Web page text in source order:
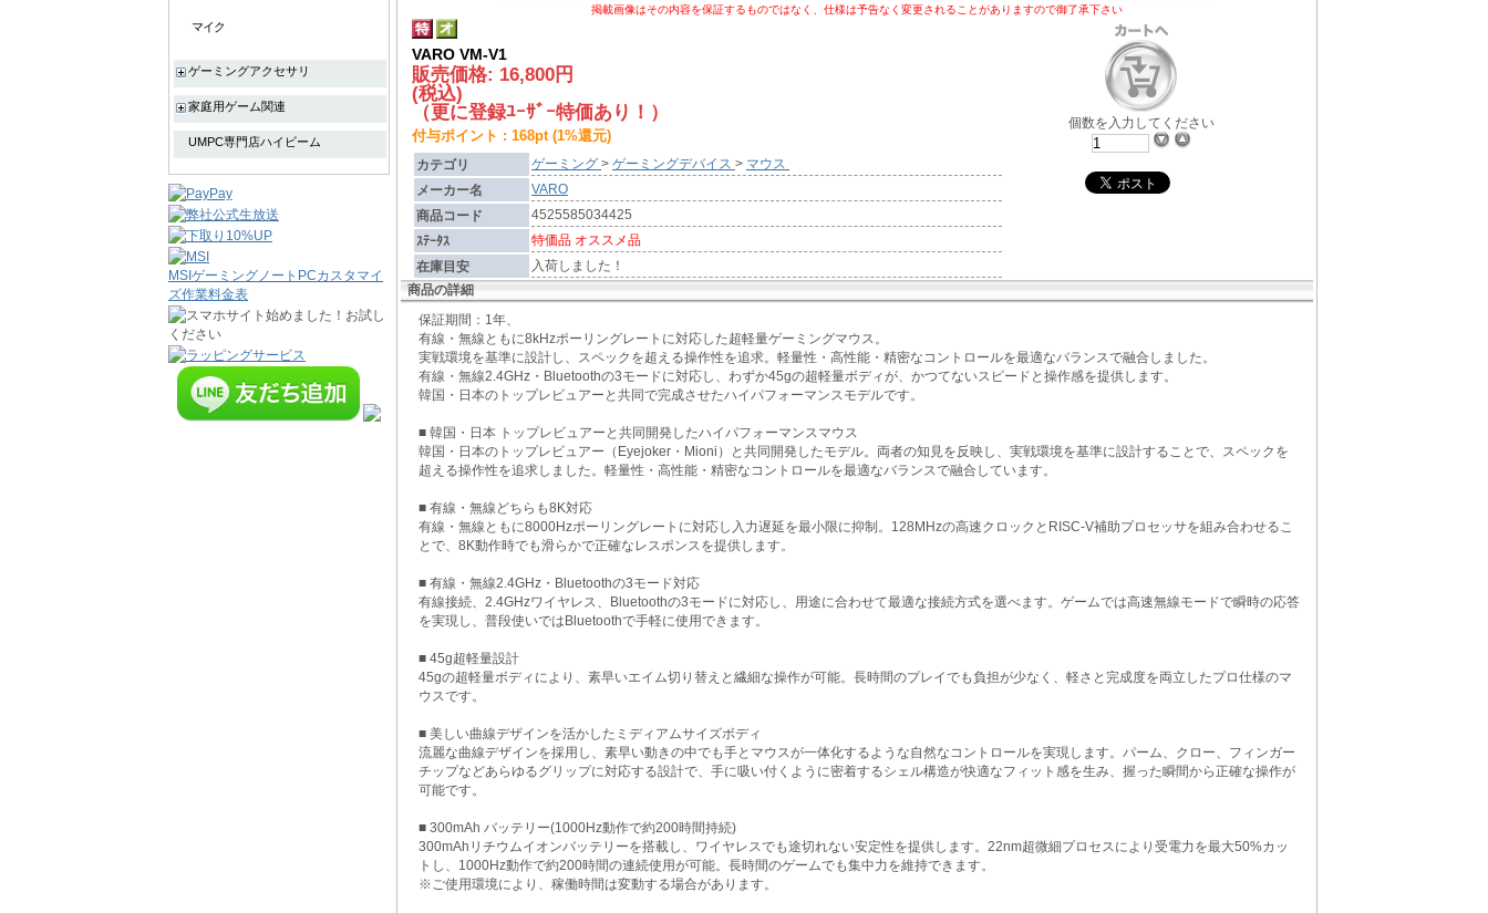
掲載画像はその内容を保証するものではなく、仕様は予告なく変更されることがありますので御了承下さい
VARO VM-V1
販売価格: 16,800円
(税込)
（更に登録ﾕｰｻﾞｰ特価あり！）
付与ポイント : 168pt (1%還元)
カテゴリ ゲーミング > ゲーミングデバイス > マウス
メーカー名
VARO
商品コード
4525585034425
ｽﾃｰﾀｽ
特価品 オススメ品
在庫目安
入荷しました！
個数を入力してください
商品の詳細
保証期間：1年、
有線・無線ともに8kHzポーリングレートに対応した超軽量ゲーミングマウス。
実戦環境を基準に設計し、スペックを超える操作性を追求。軽量性・高性能・精密なコントロールを最適なバランスで融合しました。
有線・無線2.4GHz・Bluetoothの3モードに対応し、わずか45gの超軽量ボディが、かつてないスピードと操作感を提供します。
韓国・日本のトップレビュアーと共同で完成させたハイパフォーマンスモデルです。
■ 韓国・日本 トップレビュアーと共同開発したハイパフォーマンスマウス
韓国・日本のトップレビュアー（Eyejoker・Mioni）と共同開発したモデル。両者の知見を反映し、実戦環境を基準に設計することで、スペックを
超える操作性を追求しました。軽量性・高性能・精密なコントロールを最適なバランスで融合しています。
■ 有線・無線どちらも8K対応
有線・無線ともに8000Hzポーリングレートに対応し入力遅延を最小限に抑制。128MHzの高速クロックとRISC-V補助プロセッサを組み合わせるこ
とで、8K動作時でも滑らかで正確なレスポンスを提供します。
■ 有線・無線2.4GHz・Bluetoothの3モード対応
有線接続、2.4GHzワイヤレス、Bluetoothの3モードに対応し、用途に合わせて最適な接続方式を選べます。ゲームでは高速無線モードで瞬時の応答
を実現し、普段使いではBluetoothで手軽に使用できます。
■ 45g超軽量設計
45gの超軽量ボディにより、素早いエイム切り替えと繊細な操作が可能。長時間のプレイでも負担が少なく、軽さと完成度を両立したプロ仕様のマ
ウスです。
■ 美しい曲線デザインを活かしたミディアムサイズボディ
流麗な曲線デザインを採用し、素早い動きの中でも手とマウスが一体化するような自然なコントロールを実現します。パーム、クロー、フィンガー
チップなどあらゆるグリップに対応する設計で、手に吸い付くように密着するシェル構造が快適なフィット感を生み、握った瞬間から正確な操作が
可能です。
■ 300mAh バッテリー(1000Hz動作で約200時間持続)
300mAhリチウムイオンバッテリーを搭載し、ワイヤレスでも途切れない安定性を提供します。22nm超微細プロセスにより受電力を最大50%カッ
トし、1000Hz動作で約200時間の連続使用が可能。長時間のゲームでも集中力を維持できます。
※ご使用環境により、稼働時間は変動する場合があります。
マイク
ゲーミングアクセサリ
家庭用ゲーム関連
UMPC専門店ハイビーム
MSIゲーミングノートPCカスタマイ
ズ作業料金表